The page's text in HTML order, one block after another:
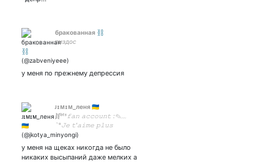
бракованная ⛓
пиздос
у меня по прежнему депрессия
ᴊɪᴍɪᴍ_леня 🇺🇦
⟭⟬ᵇᵗˢ𝚏𝚊𝚗 𝚊𝚌𝚌𝚘𝚞𝚗𝚝 :✎﹏
`°𝙹𝚎 𝚝'𝚊𝚒𝚖𝚎 𝚙𝚕𝚞𝚜
𝚚𝚞'𝚑𝚒𝚎𝚛 𝚖𝚊𝚒𝚜 𝚖𝚘𝚒𝚗𝚜 𝚚𝚞𝚎
╌╌╌╌╌°♡𝚕𝚎𝚗𝚊♡°╌╌⋆
у меня на щеках никогда не было
никаких высыпаний даже мелких а